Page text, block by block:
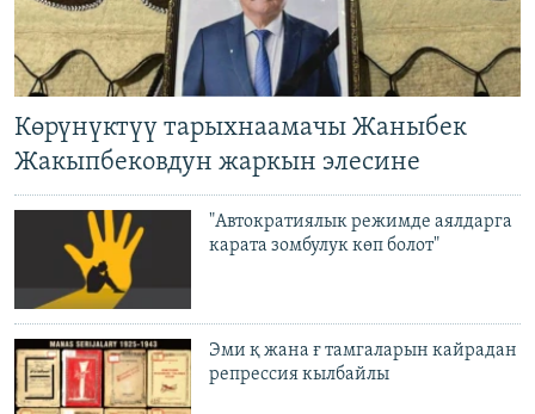
Көрүнүктүү тарыхнаамачы Жаныбек
Жакыпбековдун жаркын элесине
"Автократиялык режимде аялдарга
карата зомбулук көп болот"
Эми қ жана ғ тамгаларын кайрадан
репрессия кылбайлы